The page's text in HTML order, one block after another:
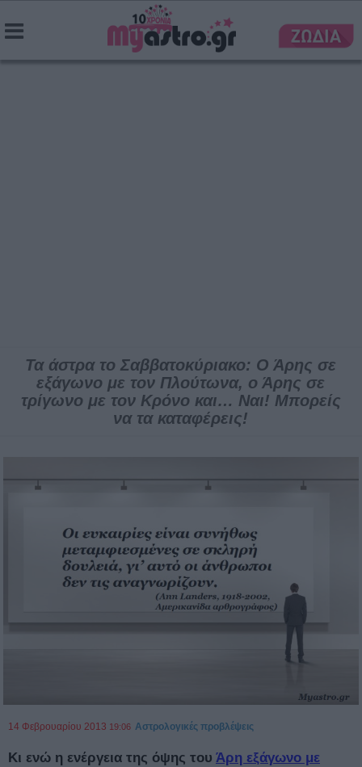
Τα άστρα το Σαββατοκύριακο: Ο Άρης σε
εξάγωνο με τον Πλούτωνα, ο Άρης σε
τρίγωνο με τον Κρόνο και… Ναι! Μπορείς
να τα καταφέρεις!
14 Φεβρουαρίου 2013 19:06 Αστρολογικές προβλέψεις
Κι ενώ η ενέργεια της όψης του Άρη εξάγωνο με